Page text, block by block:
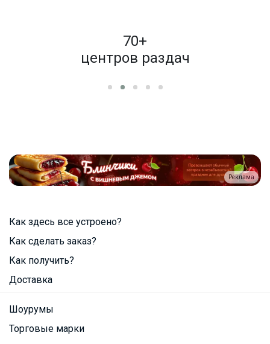
70+
центров раздач
Реклама
Как здесь все устроено?
Как сделать заказ?
Как получить?
Доставка
Шоурумы
Торговые марки